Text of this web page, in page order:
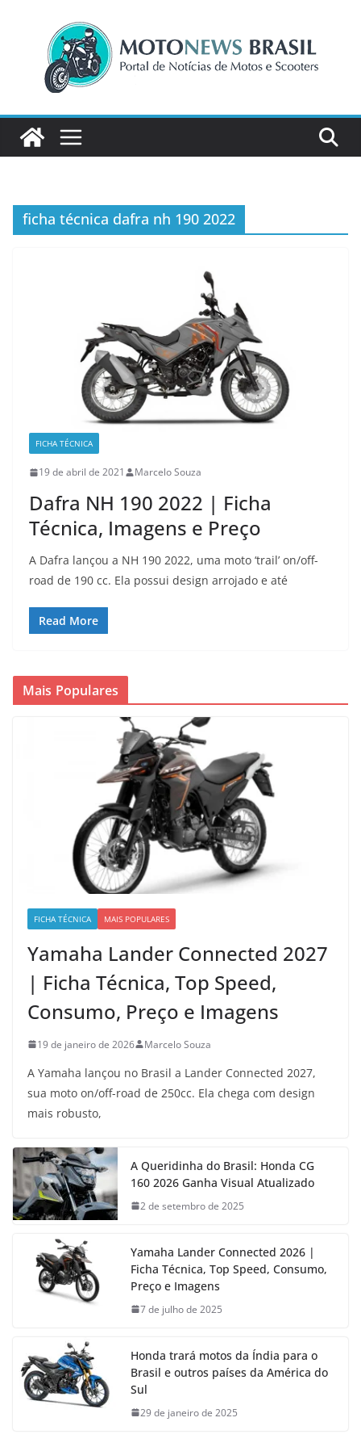
conteúdo
ficha técnica dafra nh 190 2022
FICHA TÉCNICA
19 de abril de 2021 Marcelo Souza
Dafra NH 190 2022 | Ficha
Técnica, Imagens e Preço
A Dafra lançou a NH 190 2022, uma moto ‘trail’ on/off-
road de 190 cc. Ela possui design arrojado e até
Read More
Mais Populares
FICHA TÉCNICA MAIS POPULARES
Yamaha Lander Connected 2027
| Ficha Técnica, Top Speed,
Consumo, Preço e Imagens
19 de janeiro de 2026 Marcelo Souza
A Yamaha lançou no Brasil a Lander Connected 2027,
sua moto on/off-road de 250cc. Ela chega com design
mais robusto,
A Queridinha do Brasil: Honda CG
160 2026 Ganha Visual Atualizado
2 de setembro de 2025
Yamaha Lander Connected 2026 |
Ficha Técnica, Top Speed, Consumo,
Preço e Imagens
7 de julho de 2025
Honda trará motos da Índia para o
Brasil e outros países da América do
Sul
29 de janeiro de 2025